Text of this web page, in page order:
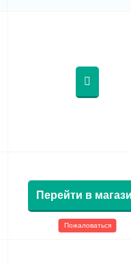
Перейти в
Пожаловаться